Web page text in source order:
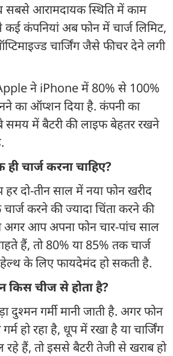
आरामदायक स्थिति में काम
कंपनियां अब फोन में चार्ज लिमिट,
चार्जिंग जैसे फीचर देने लगी
ने iPhone में 80% से 100%
का ऑप्शन दिया है. कंपनी का
में बैटरी की लाइफ बेहतर रखने
चार्ज करना चाहिए?
दो-तीन साल में नया फोन खरीद
करने की ज्यादा चिंता करने की
आप अपना फोन चार-पांच साल
हैं, तो 80% या 85% तक चार्ज
के लिए फायदेमंद हो सकती है.
किस चीज से होता है?
दुश्मन गर्मी मानी जाती है. अगर फोन
हो रहा है, धूप में रखा है या चार्जिंग
हैं, तो इससे बैटरी तेजी से खराब हो